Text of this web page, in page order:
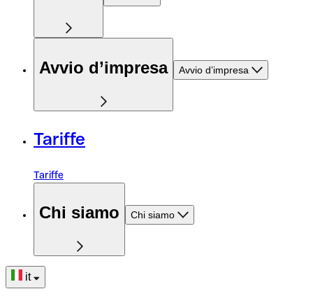
Avvio d’impresa Avvio d’impresa
Tariffe
Tariffe
Chi siamo Chi siamo
it